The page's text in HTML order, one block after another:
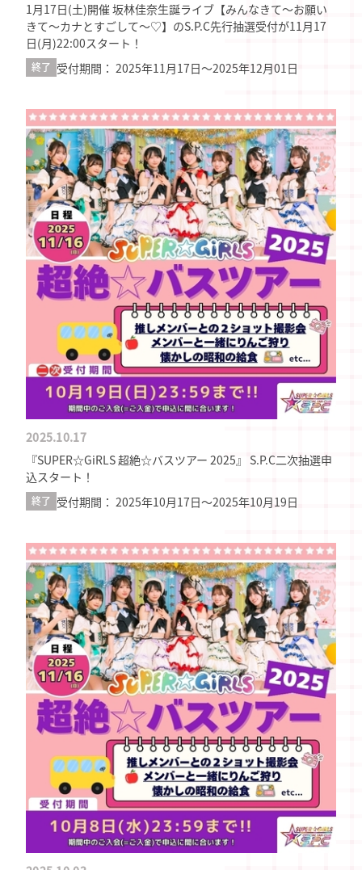
1月17日(土)開催 坂林佳奈生誕ライブ【みんなきて～お願い
きて～カナとすごして～♡】のS.P.C先行抽選受付が11月17
日(月)22:00スタート！
終了 受付期間： 2025年11月17日〜2025年12月01日
2025.10.17
『SUPER☆GiRLS 超絶☆バスツアー 2025』 S.P.C二次抽選申
込スタート！
終了 受付期間： 2025年10月17日〜2025年10月19日